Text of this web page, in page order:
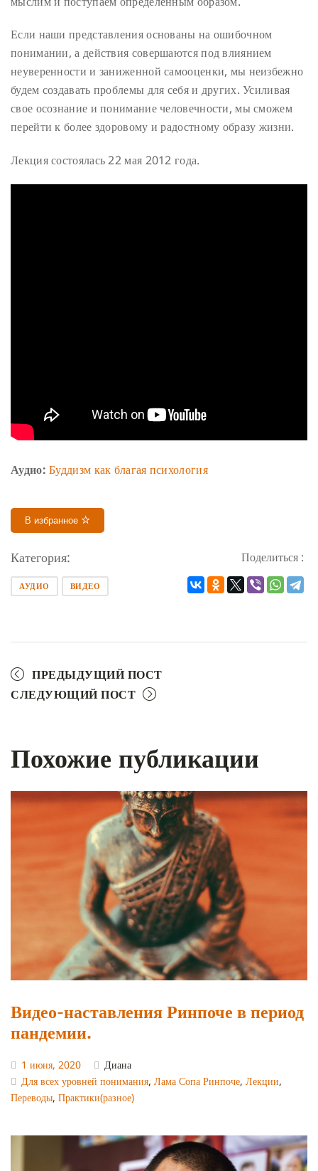
Если наши представления основаны на ошибочном
понимании, а действия совершаются под влиянием
неуверенности и заниженной самооценки, мы неизбежно
будем создавать проблемы для себя и других. Усиливая
свое осознание и понимание человечности, мы сможем
перейти к более здоровому и радостному образу жизни.
Лекция состоялась 22 мая 2012 года.
Аудио: Буддизм как благая психология
В избранное
Категория:
АУДИО ВИДЕО
Поделиться :
ПРЕДЫДУЩИЙ ПОСТ
СЛЕДУЮЩИЙ ПОСТ
Похожие публикации
Видео-наставления Ринпоче в период
пандемии.
1 июня, 2020
Диана
Для всех уровней понимания, Лама Сопа Ринпоче, Лекции,
Переводы, Практики(разное)